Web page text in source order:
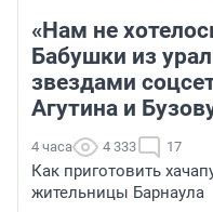
«Нам не
Бабушки из
звездами
Агутина и
4 часа 4 333 17
Как приготовить
жительницы Барнаула